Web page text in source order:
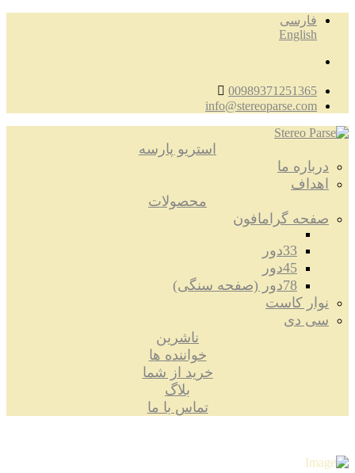
فارسی
English
00989371251365
info@stereoparse.com
استریو پارسه
درباره ما
اهداف
محصولات
صفحه گرامافون
33دور
45دور
78دور (صفحه سنگی)
نوار کاست
سی دی
ناشرین
خواننده ها
خرید از شما
بلاگ
تماس با ما